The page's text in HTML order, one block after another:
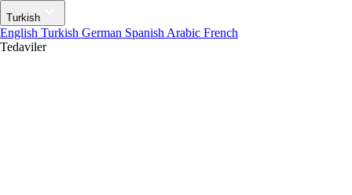
Turkish
English Turkish German Spanish Arabic French
Tedaviler